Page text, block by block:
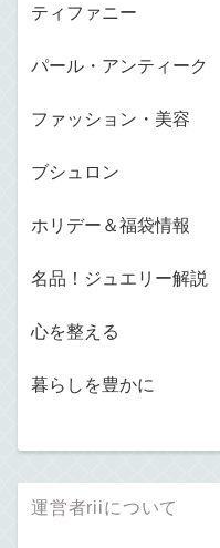
ティファニー
パール・アンティーク
ファッション・美容
ブシュロン
ホリデー＆福袋情報
名品！ジュエリー解説
心を整える
暮らしを豊かに
運営者riiについて